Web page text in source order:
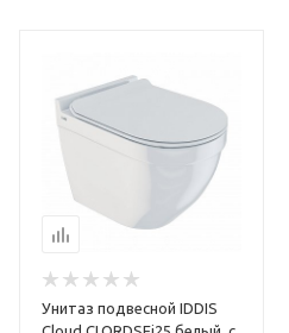
Унитаз подвесной IDDIS